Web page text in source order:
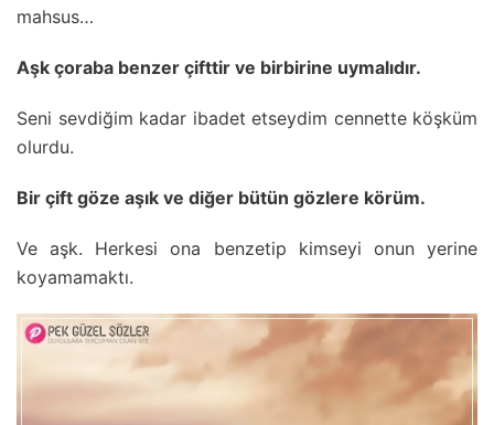
mahsus…
Aşk çoraba benzer çifttir ve birbirine uymalıdır.
Seni sevdiğim kadar ibadet etseydim cennette köşküm
olurdu.
Bir çift göze aşık ve diğer bütün gözlere körüm.
Ve aşk. Herkesi ona benzetip kimseyi onun yerine
koyamamaktı.